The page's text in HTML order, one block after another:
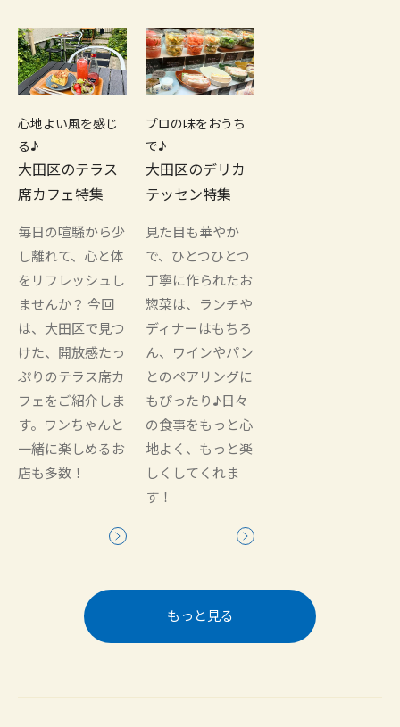
心地よい風を感じ
る♪
大田区のテラス
席カフェ特集
毎日の喧騒から少
し離れて、心と体
をリフレッシュし
ませんか？ 今回
は、大田区で見つ
けた、開放感たっ
ぷりのテラス席カ
フェをご紹介しま
す。ワンちゃんと
一緒に楽しめるお
店も多数！
プロの味をおうち
で♪
大田区のデリカ
テッセン特集
見た目も華やか
で、ひとつひとつ
丁寧に作られたお
惣菜は、ランチや
ディナーはもちろ
ん、ワインやパン
とのペアリングに
もぴったり♪日々
の食事をもっと心
地よく、もっと楽
しくしてくれま
す！
もっと見る